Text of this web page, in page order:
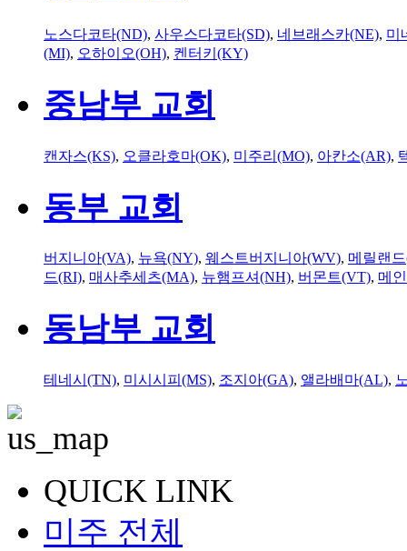
노스다코타(ND), 사우스다코타(SD), 네브래스카(NE), 미
(MI), 오하이오(OH), 켄터키(KY)
중남부 교회
캔자스(KS), 오클라호마(OK), 미주리(MO), 아칸소(AR),
동부 교회
버지니아(VA), 뉴욕(NY), 웨스트버지니아(WV), 메릴랜
드(RI), 매사추세츠(MA), 뉴햄프셔(NH), 버몬트(VT), 메
동남부 교회
테네시(TN), 미시시피(MS), 조지아(GA), 앨라배마(AL),
QUICK LINK
미주 전체